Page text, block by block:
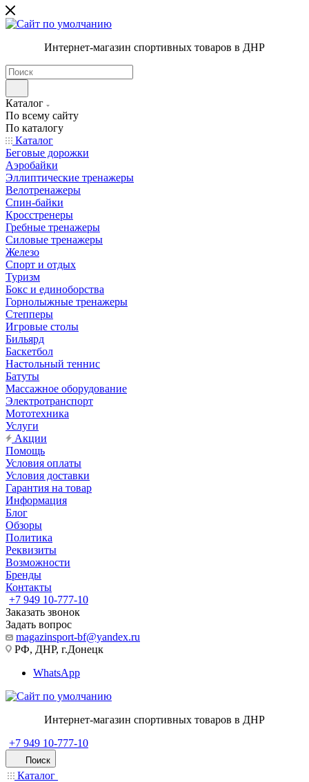
Интернет-магазин спортивных товаров в ДНР
Каталог
По всему сайту
По каталогу
Каталог
Беговые дорожки
Аэробайки
Эллиптические тренажеры
Велотренажеры
Спин-байки
Кросстренеры
Гребные тренажеры
Силовые тренажеры
Железо
Спорт и отдых
Туризм
Бокс и единоборства
Горнолыжные тренажеры
Степперы
Игровые столы
Бильярд
Баскетбол
Настольный теннис
Батуты
Массажное оборудование
Электротранспорт
Мототехника
Услуги
Акции
Помощь
Условия оплаты
Условия доставки
Гарантия на товар
Информация
Блог
Обзоры
Политика
Реквизиты
Возможности
Бренды
Контакты
+7 949 10-777-10
Заказать звонок
Задать вопрос
magazinsport-bf@yandex.ru
РФ, ДНР, г.Донецк
WhatsApp
Интернет-магазин спортивных товаров в ДНР
+7 949 10-777-10
Поиск
Каталог